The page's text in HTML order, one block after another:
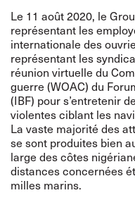
Le 11 août 2020, le
représentant les
internationale des
représentant les
réunion virtuelle du
guerre (WOAC) du
(IBF) pour s’entretenir
violentes ciblant les
La vaste majorité des
se sont produites bien
large des côtes
distances concernées
milles marins.